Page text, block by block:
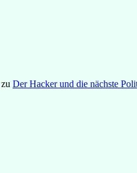
zu Der Hacker und die nächste